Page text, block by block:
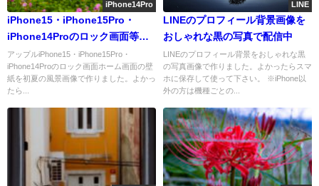
iPhone14Pro
iPhone15・iPhone15Pro・
iPhone14Proのロック画面等の
初夏の風景壁紙を配信中
アップルiPhone15・iPhone15Pro・
iPhone14Proのロック画面ホーム画面の壁
紙を初夏の風景画像で作りました。よかっ
たら...
LINE
LINEのプロフィール背景画像を
おしゃれな黒の写真で配信中
LINEのプロフィール背景をおしゃれな黒
の写真画像で作りました。よかったらスマ
ホに保存して使って下さい。 ※iPhone以
外の方は機種ごとの...